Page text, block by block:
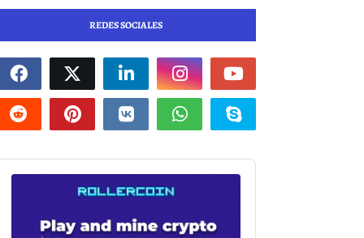
REDES SOCIALES